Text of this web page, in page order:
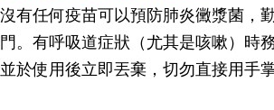
有任何疫苗可以預防肺炎黴漿菌，
。有呼吸道症狀（尤其是咳嗽）時
於使用後立即丟棄，切勿直接用手